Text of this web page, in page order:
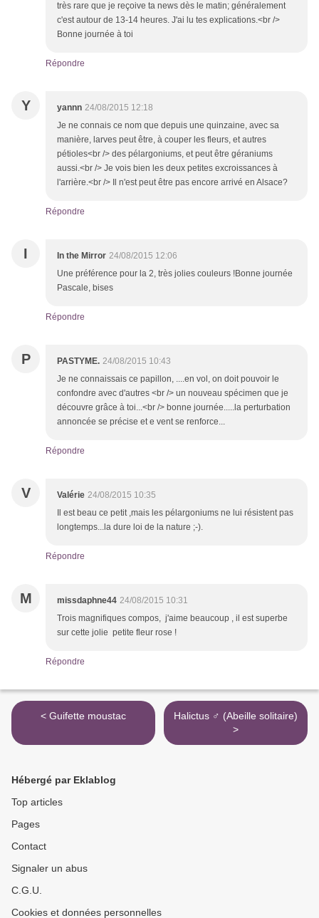
très rare que je reçoive ta news dès le matin; généralement
c'est autour de 13-14 heures. J'ai lu tes explications.<br />
Bonne journée à toi
Répondre
Y yannn 24/08/2015 12:18
Je ne connais ce nom que depuis une quinzaine, avec sa
manière, larves peut être, à couper les fleurs, et autres
pétioles<br /> des pélargoniums, et peut être géraniums
aussi.<br /> Je vois bien les deux petites excroissances à
l'arrière.<br /> Il n'est peut être pas encore arrivé en Alsace?
Répondre
I In the Mirror 24/08/2015 12:06
Une préférence pour la 2, très jolies couleurs !Bonne journée
Pascale, bises
Répondre
P PASTYME. 24/08/2015 10:43
Je ne connaissais ce papillon, ....en vol, on doit pouvoir le
confondre avec d'autres <br /> un nouveau spécimen que je
découvre grâce à toi...<br /> bonne journée.....la perturbation
annoncée se précise et e vent se renforce...
Répondre
V Valérie 24/08/2015 10:35
Il est beau ce petit ,mais les pélargoniums ne lui résistent pas
longtemps...la dure loi de la nature ;-).
Répondre
M missdaphne44 24/08/2015 10:31
Trois magnifiques compos, j'aime beaucoup , il est superbe
sur cette jolie petite fleur rose !
Répondre
< Guifette moustac
Halictus ♂ (Abeille solitaire)
>
Hébergé par Eklablog
Top articles
Pages
Contact
Signaler un abus
C.G.U.
Cookies et données personnelles